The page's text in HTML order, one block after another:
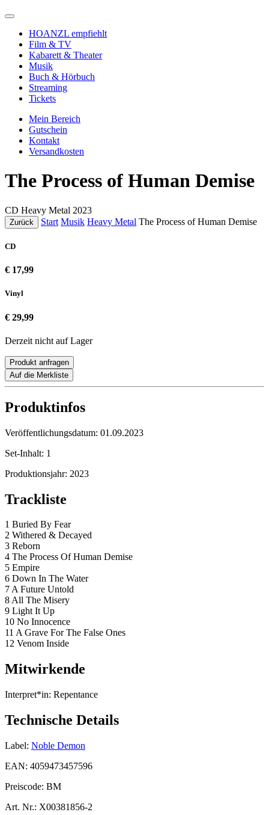
HOANZL empfiehlt
Film & TV
Kabarett & Theater
Musik
Buch & Hörbuch
Streaming
Tickets
Mein Bereich
Gutschein
Kontakt
Versandkosten
The Process of Human Demise
CD Heavy Metal 2023
Zurück Start Musik Heavy Metal The Process of Human Demise
CD
€ 17,99
Vinyl
€ 29,99
Derzeit nicht auf Lager
Produkt anfragen
Auf die Merkliste
Produktinfos
Veröffentlichungsdatum: 01.09.2023
Set-Inhalt: 1
Produktionsjahr: 2023
Trackliste
1 Buried By Fear
2 Withered & Decayed
3 Reborn
4 The Process Of Human Demise
5 Empire
6 Down In The Water
7 A Future Untold
8 All The Misery
9 Light It Up
10 No Innocence
11 A Grave For The False Ones
12 Venom Inside
Mitwirkende
Interpret*in: Repentance
Technische Details
Label: Noble Demon
EAN: 4059473457596
Preiscode: BM
Art. Nr.: X00381856-2